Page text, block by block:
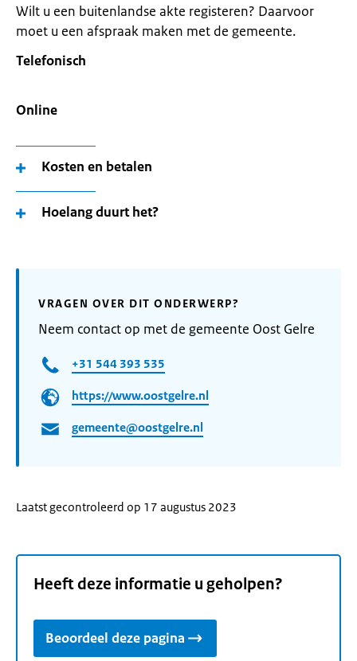
Wilt u een buitenlandse akte registeren? Daarvoor
moet u een afspraak maken met de gemeente.
Telefonisch
Online
Kosten en betalen
Hoelang duurt het?
VRAGEN OVER DIT ONDERWERP?
Neem contact op met de gemeente Oost Gelre
+31 544 393 535
https://www.oostgelre.nl
gemeente@oostgelre.nl
Laatst gecontroleerd op 17 augustus 2023
Heeft deze informatie u geholpen?
Beoordeel deze pagina